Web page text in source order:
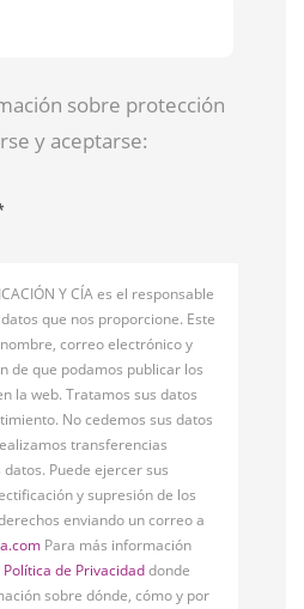
sobre protección
y aceptarse:
Y CÍA es el responsable
que nos proporcione. Este
correo electrónico y
de que podamos publicar los
la web. Tratamos sus datos
No cedemos sus datos
transferencias
Puede ejercer sus
y supresión de los
enviando un correo a
Para más información
Política de Privacidaddonde
sobre dónde, cómo y por